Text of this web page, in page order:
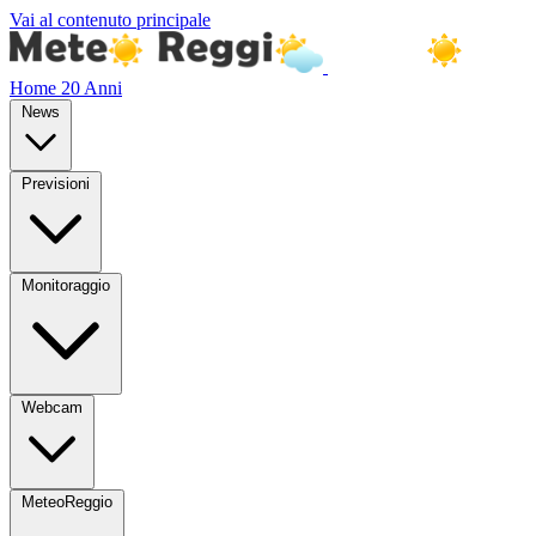
Vai al contenuto principale
Home 20 Anni
News
Previsioni
Monitoraggio
Webcam
MeteoReggio